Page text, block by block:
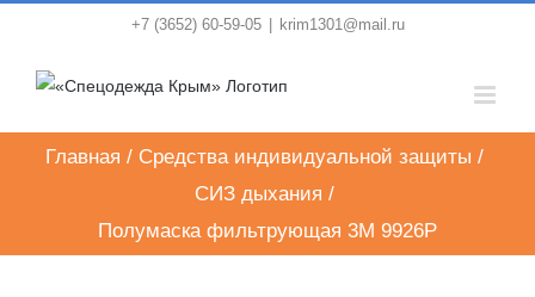
content
+7 (3652) 60-59-05 krim1301@mail.ru
Главная / Средства индивидуальной защиты /
СИЗ дыхания /
Полумаска фильтрующая 3M 9926Р